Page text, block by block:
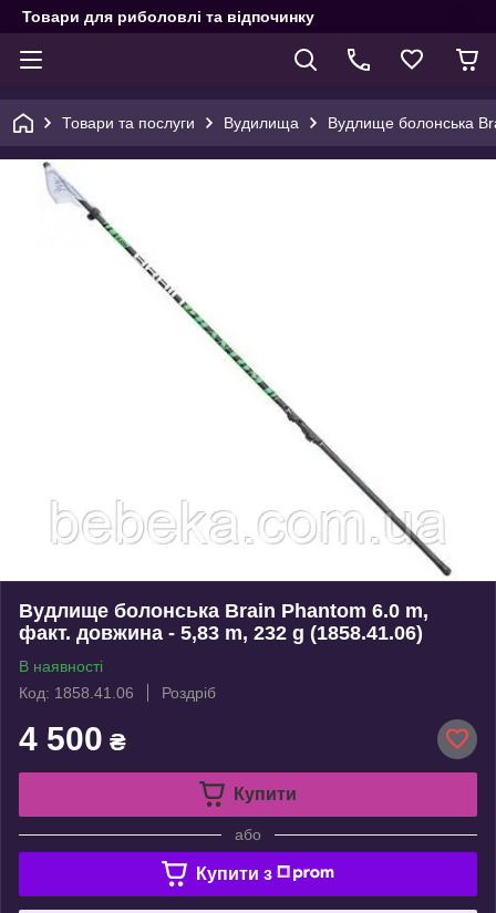
Товари для риболовлі та відпочинку
Товари та послуги Вудилища Вудлище болонська
Вудлище болонська Brain Phantom 6.0 m,
факт. довжина - 5,83 m, 232 g (1858.41.06)
В наявності
Код: 1858.41.06
Роздріб
4 500 ₴
Купити
або
Купити з